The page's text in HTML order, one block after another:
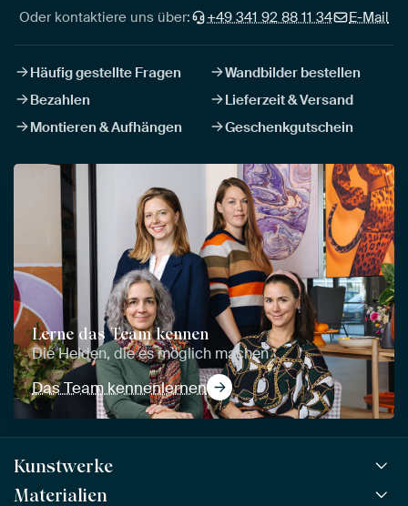
Oder kontaktiere uns über: +49 341 92 88 11 34 E-Mail
Häufig gestellte Fragen
Wandbilder bestellen
Bezahlen
Lieferzeit & Versand
Montieren & Aufhängen
Geschenkgutschein
Lerne das Team kennen
Die Helden, die es möglich machen
Das Team kennenlernen
Kunstwerke
Alle Kunstwerke
Materialien